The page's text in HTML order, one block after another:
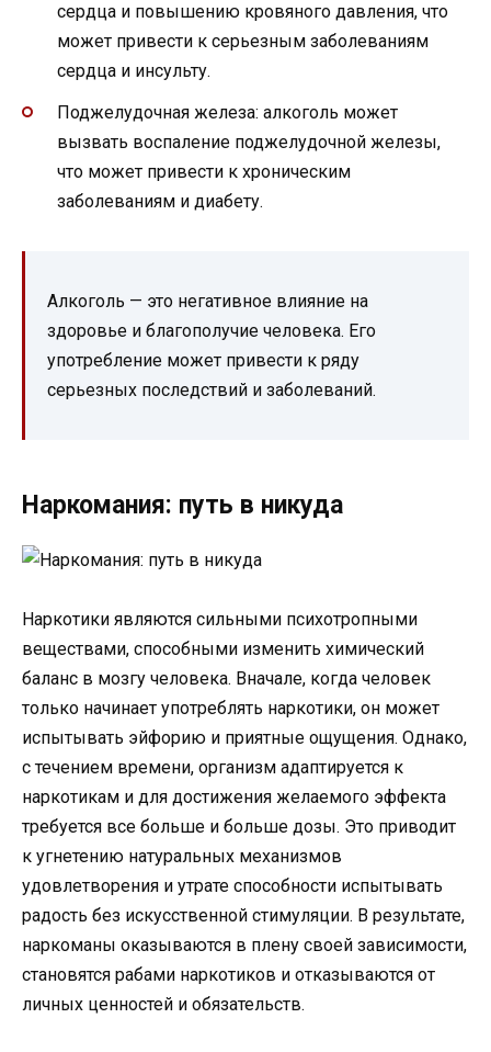
сердца и повышению кровяного давления, что
может привести к серьезным заболеваниям
сердца и инсульту.
Поджелудочная железа: алкоголь может
вызвать воспаление поджелудочной железы,
что может привести к хроническим
заболеваниям и диабету.
Алкоголь — это негативное влияние на
здоровье и благополучие человека. Его
употребление может привести к ряду
серьезных последствий и заболеваний.
Наркомания: путь в никуда
Наркотики являются сильными психотропными
веществами, способными изменить химический
баланс в мозгу человека. Вначале, когда человек
только начинает употреблять наркотики, он может
испытывать эйфорию и приятные ощущения. Однако,
с течением времени, организм адаптируется к
наркотикам и для достижения желаемого эффекта
требуется все больше и больше дозы. Это приводит
к угнетению натуральных механизмов
удовлетворения и утрате способности испытывать
радость без искусственной стимуляции. В результате,
наркоманы оказываются в плену своей зависимости,
становятся рабами наркотиков и отказываются от
личных ценностей и обязательств.